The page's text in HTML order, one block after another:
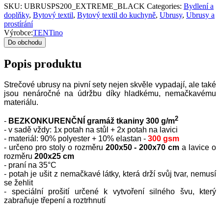
SKU: UBRUSPS200_EXTREME_BLACK Categories: Bydlení a
doplňky, Bytový textil, Bytový textil do kuchyně, Ubrusy, Ubrusy a
prostírání
Výrobce:TENTino
Do obchodu
Popis produktu
Strečové ubrusy na pivní sety nejen skvěle vypadají, ale také
jsou nenáročné na údržbu díky hladkému, nemačkavému
materiálu.
- BEZKONKURENČNÍ gramáž tkaniny 300 g/m2
- v sadě vždy: 1x potah na stůl + 2x potah na lavici
- materiál: 90% polyester + 10% elastan - 300 gsm
- určeno pro stoly o rozměru 200x50 - 200x70 cm a lavice o
rozměru 200x25 cm
- praní na 35°C
- potah je ušit z nemačkavé látky, která drží svůj tvar, nemusí
se žehlit
- speciální prošití určené k vytvoření silného švu, který
zabraňuje třepení a roztrhnutí